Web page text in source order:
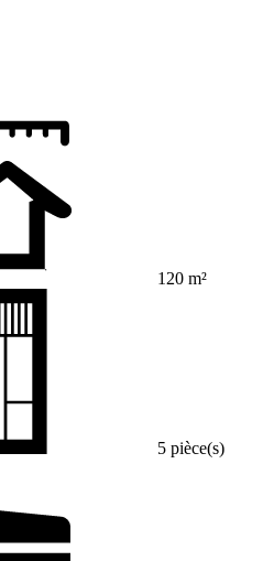
120 m²
5 pièce(s)